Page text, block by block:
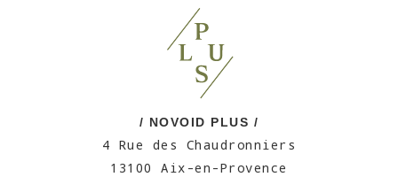
/ NOVOID PLUS /
4 Rue des Chaudronniers
13100 Aix-en-Provence